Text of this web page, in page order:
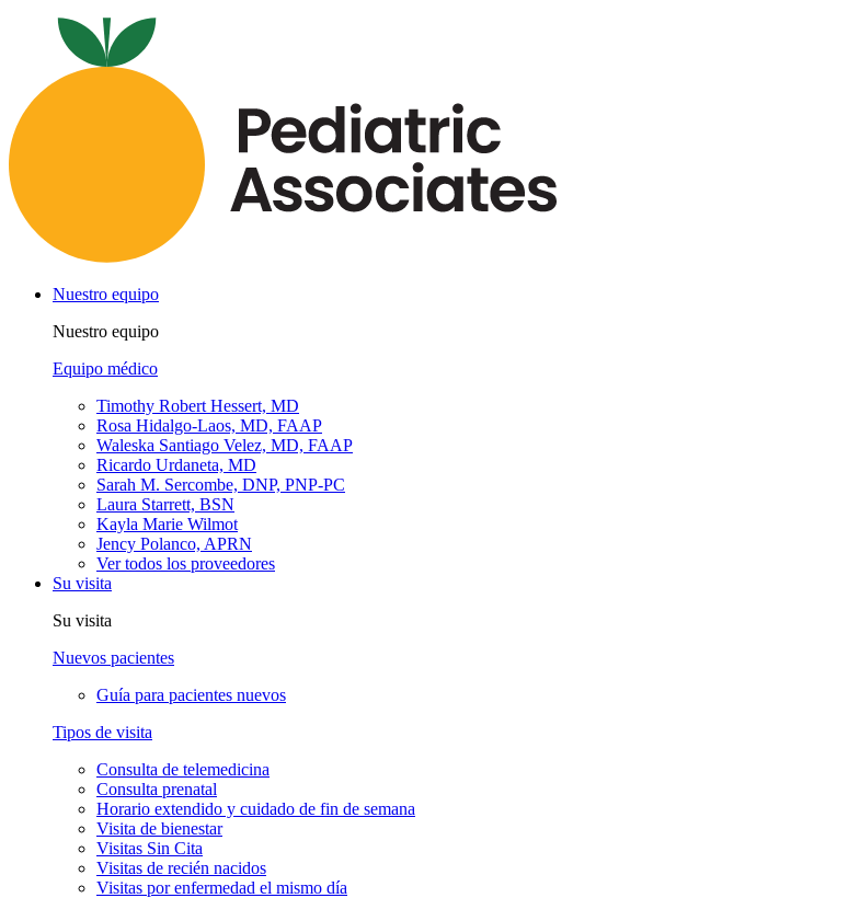
Nuestro equipo
Nuestro equipo
Equipo médico
Timothy Robert Hessert, MD
Rosa Hidalgo-Laos, MD, FAAP
Waleska Santiago Velez, MD, FAAP
Ricardo Urdaneta, MD
Sarah M. Sercombe, DNP, PNP-PC
Laura Starrett, BSN
Kayla Marie Wilmot
Jency Polanco, APRN
Ver todos los proveedores
Su visita
Su visita
Nuevos pacientes
Guía para pacientes nuevos
Tipos de visita
Consulta de telemedicina
Consulta prenatal
Horario extendido y cuidado de fin de semana
Visita de bienestar
Visitas Sin Cita
Visitas de recién nacidos
Visitas por enfermedad el mismo día